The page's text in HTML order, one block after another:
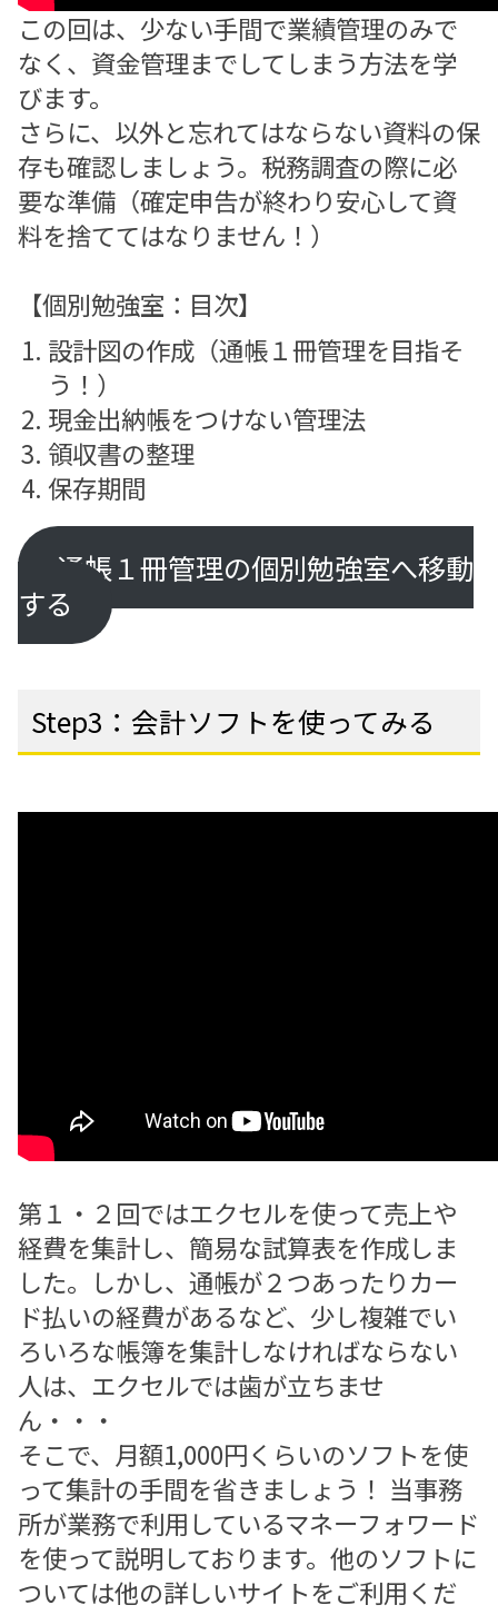
この回は、少ない手間で業績管理のみで
なく、資金管理までしてしまう方法を学
びます。
さらに、以外と忘れてはならない資料の保
存も確認しましょう。税務調査の際に必
要な準備（確定申告が終わり安心して資
料を捨ててはなりません！）
【個別勉強室：目次】
設計図の作成（通帳１冊管理を目指そ
う！）
現金出納帳をつけない管理法
領収書の整理
保存期間
通帳１冊管理の個別勉強室へ移動
する
Step3：会計ソフトを使ってみる
第１・２回ではエクセルを使って売上や
経費を集計し、簡易な試算表を作成しま
した。しかし、通帳が２つあったりカー
ド払いの経費があるなど、少し複雑でい
ろいろな帳簿を集計しなければならない
人は、エクセルでは歯が立ちませ
ん・・・
そこで、月額1,000円くらいのソフトを使
って集計の手間を省きましょう！ 当事務
所が業務で利用しているマネーフォワード
を使って説明しております。他のソフトに
ついては他の詳しいサイトをご利用くだ